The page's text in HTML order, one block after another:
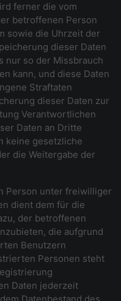
ferner die vom
betroffenen Person
sowie die Uhrzeit der
dieser Daten
nur so der Missbrauch
kann, und diese Daten
Straftaten
dieser Daten zur
Verantwortlichen
Daten an Dritte
keine gesetzliche
die Weitergabe der
Person unter freiwilliger
dient dem für die
der betroffenen
die aufgrund
Benutzern
Personen steht
Daten jederzeit